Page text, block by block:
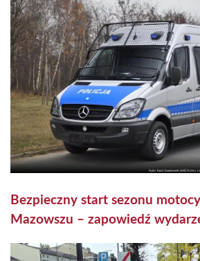
Bezpieczny start sezonu
Mazowszu – zapowiedź